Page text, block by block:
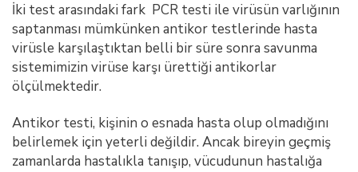
İki test arasındaki fark PCR testi ile virüsün varlığının
saptanması mümkünken antikor testlerinde hasta
virüsle karşılaştıktan belli bir süre sonra savunma
sistemimizin virüse karşı ürettiği antikorlar
ölçülmektedir.
Antikor testi, kişinin o esnada hasta olup olmadığını
belirlemek için yeterli değildir. Ancak bireyin geçmiş
zamanlarda hastalıkla tanışıp, vücudunun hastalığa